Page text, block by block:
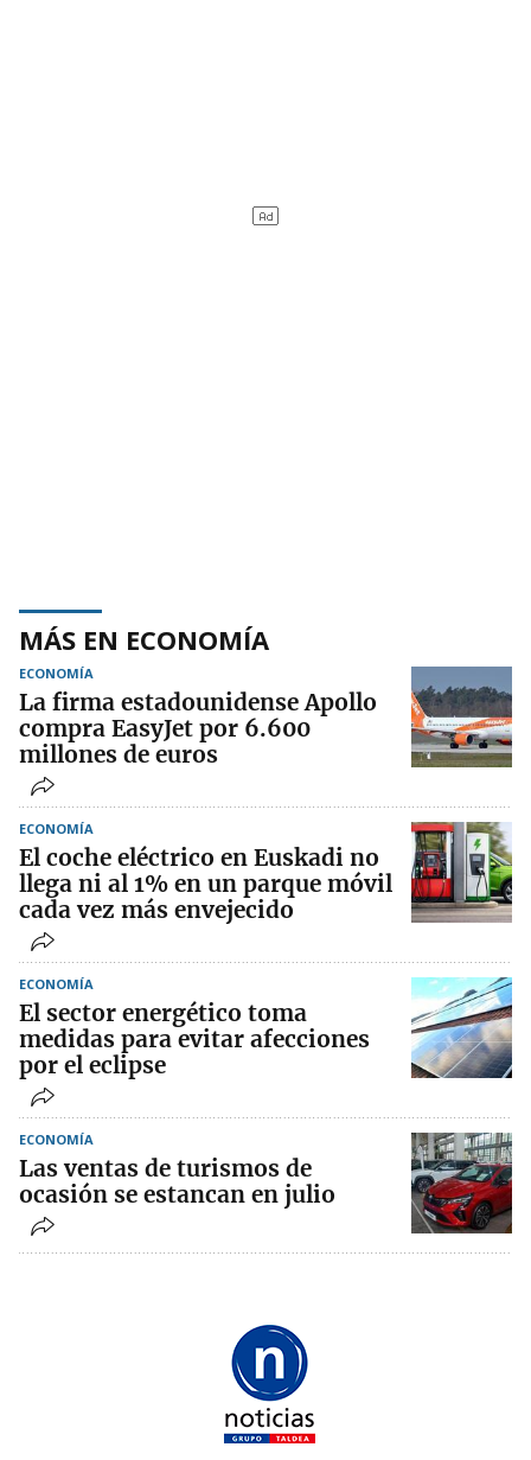
MÁS EN ECONOMÍA
ECONOMÍA
La firma estadounidense Apollo
compra EasyJet por 6.600
millones de euros
ECONOMÍA
El coche eléctrico en Euskadi no
llega ni al 1% en un parque móvil
cada vez más envejecido
ECONOMÍA
El sector energético toma
medidas para evitar afecciones
por el eclipse
ECONOMÍA
Las ventas de turismos de
ocasión se estancan en julio